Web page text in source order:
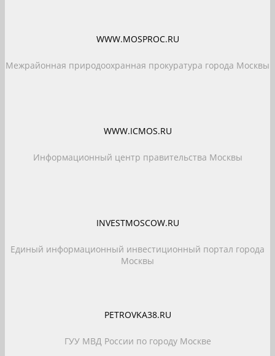
WWW.MOSPROC.RU
Межрайонная природоохранная прокуратура города Москвы
WWW.ICMOS.RU
Информационный центр правительства Москвы
INVESTMOSCOW.RU
Единый информационный инвестиционный портал города
Москвы
PETROVKA38.RU
ГУУ МВД России по городу Москве